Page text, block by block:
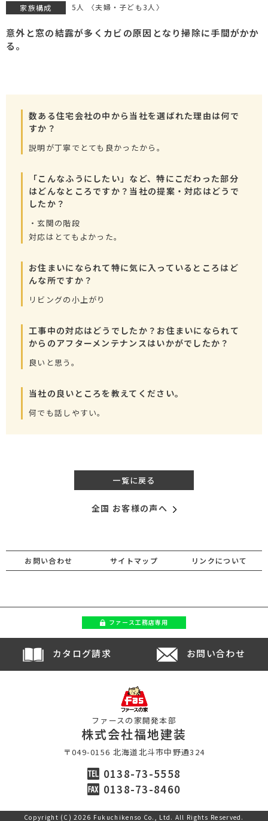
家族構成 5人 〈夫婦・子ども3人〉
意外と窓の結露が多くカビの原因となり掃除に手間がかか
る。
数ある住宅会社の中から当社を選ばれた理由は何で
すか？
説明が丁寧でとても良かったから。
「こんなふうにしたい」など、特にこだわった部分
はどんなところですか？当社の提案・対応はどうで
したか？
・玄関の階段
対応はとてもよかった。
お住まいになられて特に気に入っているところはど
んな所ですか？
リビングの小上がり
工事中の対応はどうでしたか？お住まいになられて
からのアフターメンテナンスはいかがでしたか？
良いと思う。
当社の良いところを教えてください。
何でも話しやすい。
一覧に戻る
全国 お客様の声へ
お問い合わせ サイトマップ リンクについて
ファース工務店専用
カタログ請求 お問い合わせ
ファースの家開発本部
株式会社福地建装
〒049-0156 北海道北斗市中野通324
0138-73-5558
0138-73-8460
Copyright (C) 2026 Fukuchikenso Co., Ltd. All Rights Reserved.